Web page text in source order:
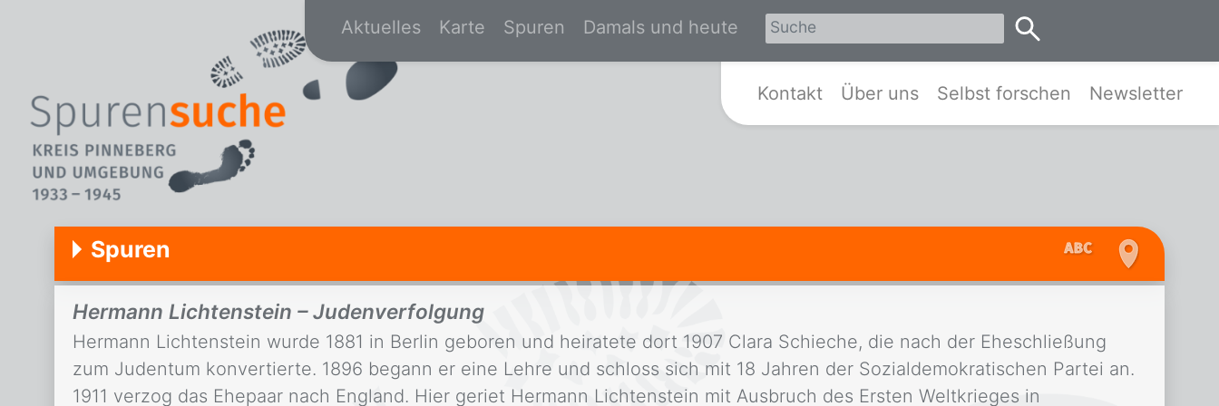
Zur Startseite von Spurensuche Kreis Pinneberg und Umgebung
Aktuelles Karte Spuren Damals und heute
Kontakt Über uns Selbst forschen Newsletter
Spuren
Hermann Lichtenstein – Judenverfolgung
Hermann Lichtenstein wurde 1881 in Berlin geboren und heiratete dort 1907 Clara Schieche, die nach der Eheschließung
zum Judentum konvertierte. 1896 begann er eine Lehre und schloss sich mit 18 Jahren der Sozialdemokratischen Partei an.
1911 verzog das Ehepaar nach England. Hier geriet Hermann Lichtenstein mit Ausbruch des Ersten Weltkrieges in